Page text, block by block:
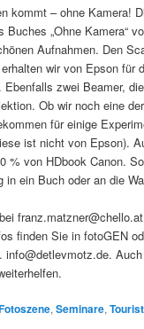
kommt – ohne Kamera!
Buches „Ohne Kamera“
Aufnahmen. Den
wir von Epson für
Ebenfalls zwei Beamer,
Ob wir noch eine
für einige
ist nicht von Epson).
% von HDbook Canon.
in ein Buch oder an die
finden Sie in fotoGEN
info@detlevmotz.de.
,Seminare,